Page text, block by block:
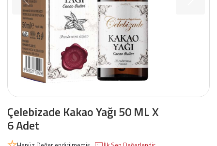
Çelebizade Kakao Yağı 50 ML X
6 Adet